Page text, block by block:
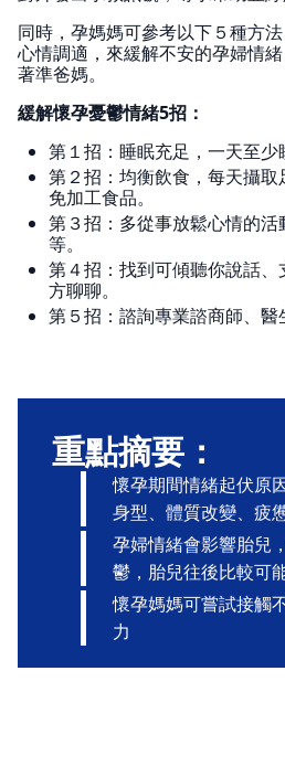
同時，孕媽媽可參考以下５種方
心情調適，來緩解不安的孕婦情
著準爸媽。
緩解懷孕憂鬱情緒5招：
第１招：睡眠充足，一天至少
第２招：均衡飲食，每天攝
免加工食品。
第３招：多從事放鬆心情的
等。
第４招：找到可傾聽你說話
方聊聊。
第５招：諮詢專業諮商師、醫
重點摘要：
懷孕期間情緒起伏原
身型、體質改變、疲
孕婦情緒會影響胎兒
鬱，胎兒往後比較可
懷孕媽媽可嘗試接觸
力